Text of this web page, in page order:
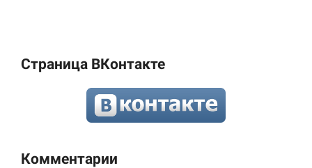
Страница ВКонтакте
Комментарии